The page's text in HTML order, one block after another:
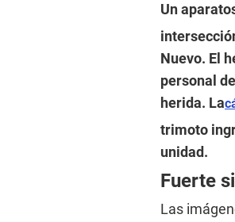
Un
Nuevo. El
personal
herida. La
trimoto
unidad.
Fuerte
Las